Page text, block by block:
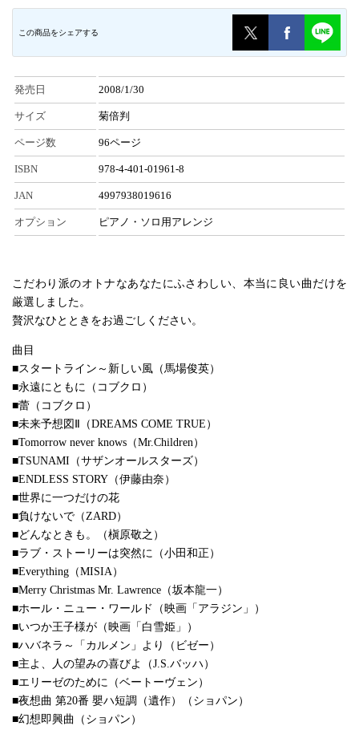
この商品をシェアする
発売日 2008/1/30
サイズ 菊倍判
ページ数 96ページ
ISBN 978-4-401-01961-8
JAN 4997938019616
オプション ピアノ・ソロ用アレンジ
こだわり派のオトナなあなたにふさわしい、本当に良い曲だけを
厳選しました。
贅沢なひとときをお過ごしください。
曲目
■スタートライン～新しい風（馬場俊英）
■永遠にともに（コブクロ）
■蕾（コブクロ）
■未来予想図Ⅱ（DREAMS COME TRUE）
■Tomorrow never knows（Mr.Children）
■TSUNAMI（サザンオールスターズ）
■ENDLESS STORY（伊藤由奈）
■世界に一つだけの花
■負けないで（ZARD）
■どんなときも。（槇原敬之）
■ラブ・ストーリーは突然に（小田和正）
■Everything（MISIA）
■Merry Christmas Mr. Lawrence（坂本龍一）
■ホール・ニュー・ワールド（映画「アラジン」）
■いつか王子様が（映画「白雪姫」）
■ハバネラ～「カルメン」より（ビゼー）
■主よ、人の望みの喜びよ（J.S.バッハ）
■エリーゼのために（ベートーヴェン）
■夜想曲 第20番 嬰ハ短調（遺作）（ショパン）
■幻想即興曲（ショパン）